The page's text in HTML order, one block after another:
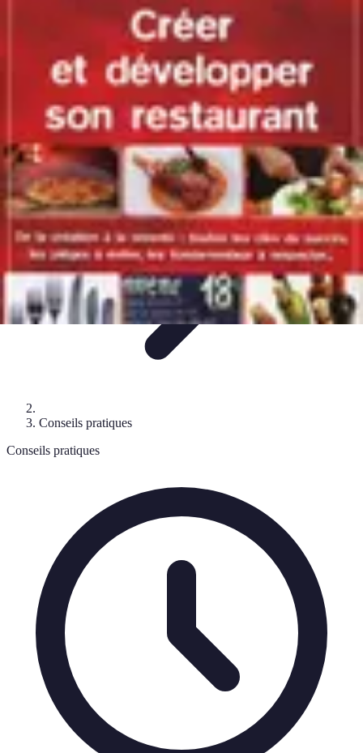
Conseils pratiquesAstuces de
Préparation à la revente Évaluation et Prix
Revente Cadeaux Noël
Conseils pratiques
Conseils pratiques